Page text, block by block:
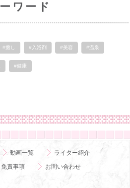
ワード
#癒し #入浴剤 #美容 #温泉
#健康
動画一覧
ライター紹介
免責事項 お問い合わせ